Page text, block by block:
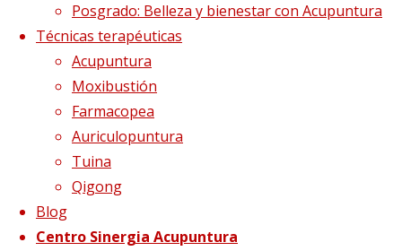
Posgrado: Belleza y bienestar con Acupuntura
Técnicas terapéuticas
Acupuntura
Moxibustión
Farmacopea
Auriculopuntura
Tuina
Qigong
Blog
Centro Sinergia Acupuntura
Confirmación